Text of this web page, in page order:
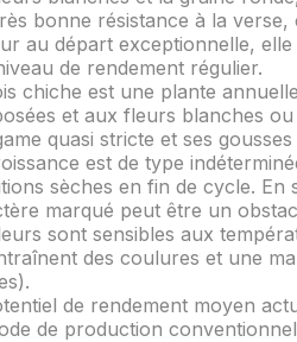
bonne résistance à la
au départ exceptionnelle,
de rendement régulier.
chiche est une plante
et aux fleurs blanches
quasi stricte et ses
est de type
sèches en fin de cycle.
marqué peut être un
sont sensibles aux
des coulures et une
de rendement moyen
de production